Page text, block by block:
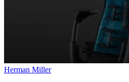
Herman Miller